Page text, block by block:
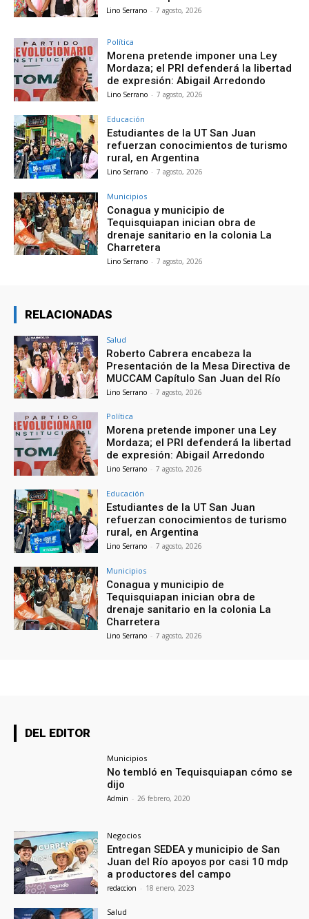
Lino Serrano - 7 agosto, 2026
Política
Morena pretende imponer una Ley
Mordaza; el PRI defenderá la libertad
de expresión: Abigail Arredondo
Lino Serrano - 7 agosto, 2026
Educación
Estudiantes de la UT San Juan
refuerzan conocimientos de turismo
rural, en Argentina
Lino Serrano - 7 agosto, 2026
Municipios
Conagua y municipio de
Tequisquiapan inician obra de
drenaje sanitario en la colonia La
Charretera
Lino Serrano - 7 agosto, 2026
RELACIONADAS
Salud
Roberto Cabrera encabeza la
Presentación de la Mesa Directiva de
MUCCAM Capítulo San Juan del Río
Lino Serrano - 7 agosto, 2026
Política
Morena pretende imponer una Ley
Mordaza; el PRI defenderá la libertad
de expresión: Abigail Arredondo
Lino Serrano - 7 agosto, 2026
Educación
Estudiantes de la UT San Juan
refuerzan conocimientos de turismo
rural, en Argentina
Lino Serrano - 7 agosto, 2026
Municipios
Conagua y municipio de
Tequisquiapan inician obra de
drenaje sanitario en la colonia La
Charretera
Lino Serrano - 7 agosto, 2026
DEL EDITOR
Municipios
No tembló en Tequisquiapan cómo se
dijo
Admin - 26 febrero, 2020
Negocios
Entregan SEDEA y municipio de San
Juan del Río apoyos por casi 10 mdp
a productores del campo
redaccion - 18 enero, 2023
Salud